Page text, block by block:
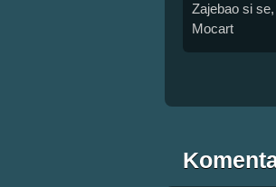
Zajebao si
Mocart